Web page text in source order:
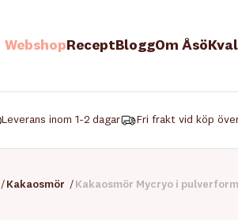
Webshop ReceptBloggOm Åsö
Leverans inom 1-2 dagar Fri frakt vid köp
/ Kakaosmör / Kakaosmör Mycryo i